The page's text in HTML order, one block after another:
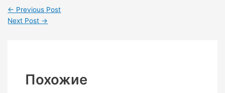
← Previous Post
Next Post →
Похожие